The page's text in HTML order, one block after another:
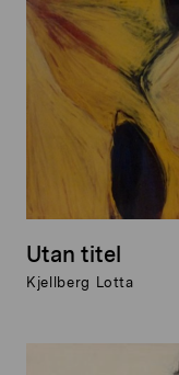
Utan titel
Kjellberg Lotta